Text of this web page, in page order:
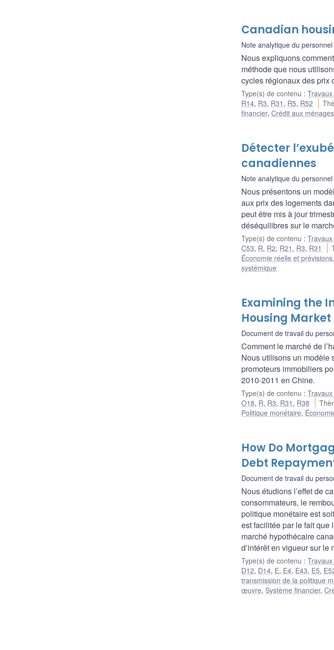
Canadian
Note analytique du personnel
Nous expliquons
méthode que nous
cycles régionaux des prix
Type(s) de contenu :
R14, R3, R31 , R5, R52
financier, Crédit aux
Détecter
canadiennes
Note analytique du
Nous présentons un
aux prix des logements
peut être mis à jour
déséquilibres sur le
Type(s) de contenu :
C53, R, R2, R21 , R3, R31
Économie réelle et prévisions,
systémique
Examining the
Housing Market
Document de travail du
Comment le marché de
Nous utilisons un modèle
promoteurs immobiliers
2010-2011 en Chine.
Type(s) de contenu :
O18, R, R3, R31 , R38
Politique monétaire,
How Do
Debt
Document de travail du
Nous étudions l’effet de
consommateurs, le
politique monétaire est
est facilitée par le fait que
marché hypothécaire
d’intérêt en vigueur sur le
Type(s) de contenu :
D12, D14, E, E4, E43, E5,
transmission de la politique
œuvre, Système financier,